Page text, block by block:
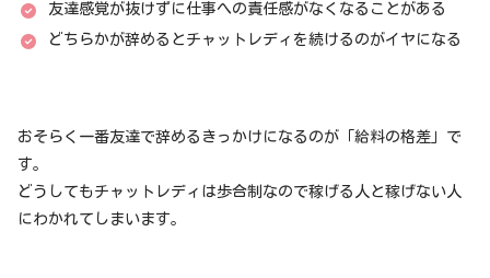
友達感覚が抜けずに仕事への責任感がなくなることがある
どちらかが辞めるとチャットレディを続けるのがイヤになる
おそらく一番友達で辞めるきっかけになるのが「給料の格差」で
す。
どうしてもチャットレディは歩合制なので稼げる人と稼げない人
にわかれてしまいます。